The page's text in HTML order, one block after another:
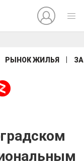
РЫНОК ЖИЛЬЯ